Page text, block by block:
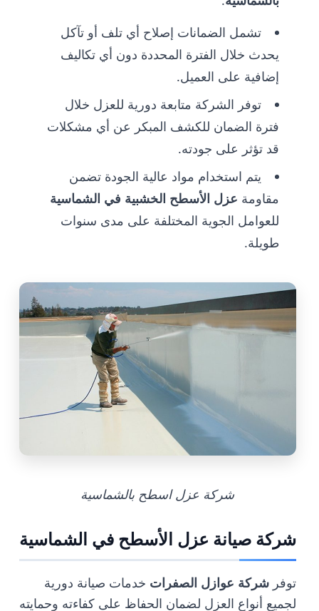
تشمل الضمانات إصلاح أي تلف أو تآكل
يحدث خلال الفترة المحددة دون أي تكاليف
إضافية على العميل.
توفر الشركة متابعة دورية للعزل خلال
فترة الضمان للكشف المبكر عن أي مشكلات
قد تؤثر على جودته.
يتم استخدام مواد عالية الجودة تضمن
مقاومة عزل الأسطح الخشبية في الشماسية
للعوامل الجوية المختلفة على مدى سنوات
طويلة.
شركة عزل اسطح بالشماسية
شركة صيانة عزل الأسطح في الشماسية
توفر شركة عوازل الصفرات خدمات صيانة دورية
لجميع أنواع العزل لضمان الحفاظ على كفاءته وحمايته